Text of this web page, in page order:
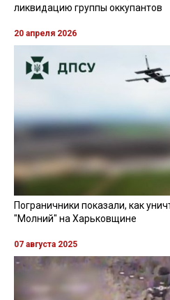
ликвидацию группы оккупантов
20 апреля 2026
Пограничники показали, как
"Молний" на Харьковщине
07 августа 2025